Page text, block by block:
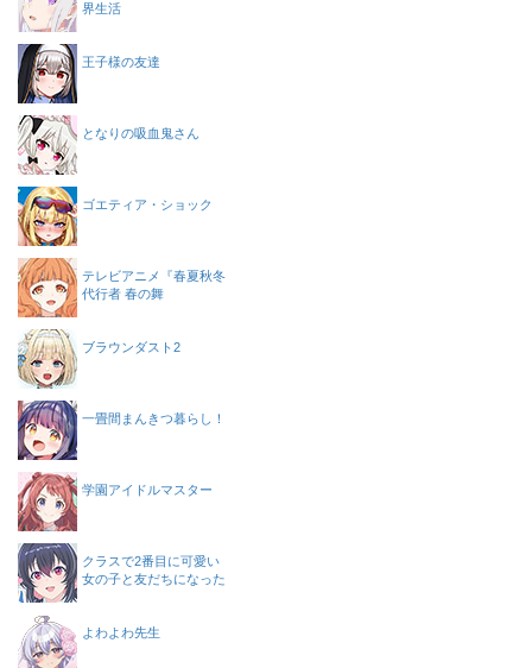
界生活
王子様の友達
となりの吸血鬼さん
ゴエティア・ショック
テレビアニメ『春夏秋冬
代行者 春の舞
ブラウンダスト2
一畳間まんきつ暮らし！
学園アイドルマスター
クラスで2番目に可愛い
女の子と友だちになった
よわよわ先生